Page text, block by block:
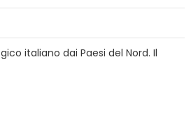
italiano dai Paesi del Nord. Il